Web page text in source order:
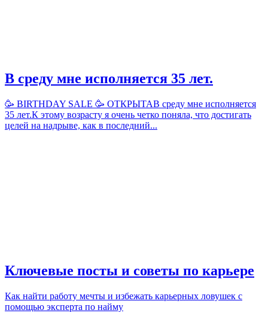
В среду мне исполняется 35 лет.
🥳 BIRTHDAY SALE 🥳 ОТКРЫТАВ среду мне исполняется
35 лет.К этому возрасту я очень четко поняла, что достигать
целей на надрыве, как в последний...
Ключевые посты и советы по карьере
Как найти работу мечты и избежать карьерных ловушек с
помощью эксперта по найму